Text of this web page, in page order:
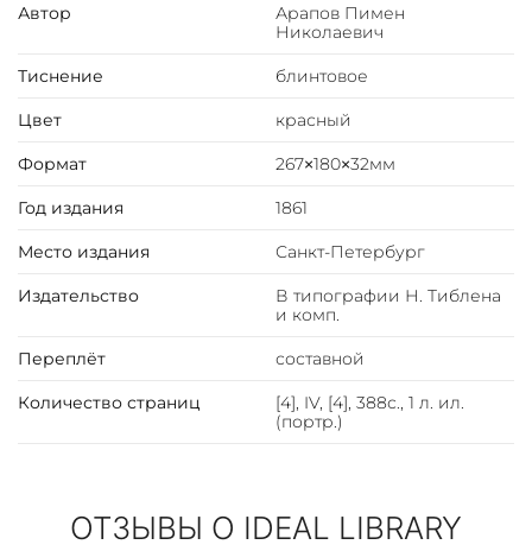
отношениях и быте, содержит экспромты и эпиграммы.
Автор
Арапов Пимен
Николаевич
Тиснение блинтовое
Цвет красный
Формат 267×180×32мм
Год издания 1861
Место издания Санкт-Петербург
Издательство
В типографии Н. Тиблена
и комп.
Переплёт составной
Количество страниц
[4], IV, [4], 388с., 1 л. ил.
(портр.)
ОТЗЫВЫ О IDEAL LIBRARY